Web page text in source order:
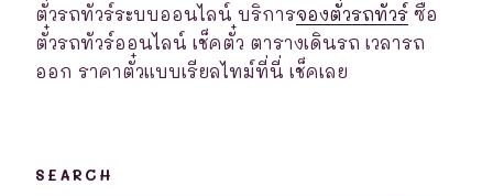
ตั่วรถทัวร์ระบบออนไลน์ บริการจองตั๋วรถทัวร์ ซื้อ
ตั๋วรถทัวร์ออนไลน์ เช็คตั๋ว ตารางเดินรถ เวลารถ
ออก ราคาตั๋วแบบเรียลไทม์ที่นี่ เช็คเลย
SEARCH